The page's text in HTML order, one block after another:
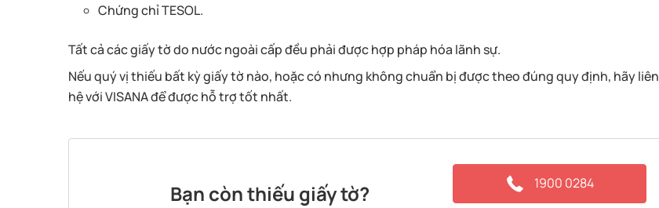
Chứng chỉ TESOL.
Tất cả các giấy tờ do nước ngoài cấp đều phải được hợp pháp hóa lãnh sự.
Nếu quý vị thiếu bất kỳ giấy tờ nào, hoặc có nhưng không chuẩn bị được theo đúng quy định, hãy liên
hệ với VISANA để được hỗ trợ tốt nhất.
Bạn còn thiếu giấy tờ? 1900 0284